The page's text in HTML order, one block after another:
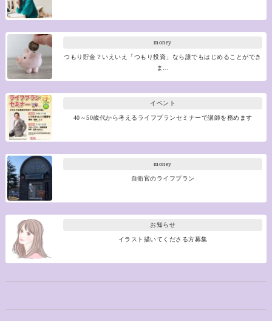
money
つもり貯金？いえいえ「つもり投資」なら誰でもはじめることができ
ま…
イベント
40～50歳代から考えるライフプランセミナーで講師を務めます
money
自衛官のライフプラン
お知らせ
イラスト描いてくださる方募集